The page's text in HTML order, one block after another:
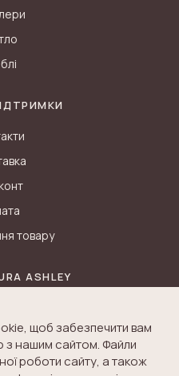
товару
ASHLEY
K&A
Ashley
щоб забезпечити вам
з нашим сайтом. Файли
роботи сайту, а також